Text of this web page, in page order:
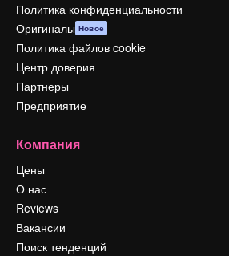
Политика конфиденциальности
Оригиналы Новое
Политика файлов cookie
Центр доверия
Партнеры
Предприятие
Компания
Цены
О нас
Reviews
Вакансии
Поиск тенденций